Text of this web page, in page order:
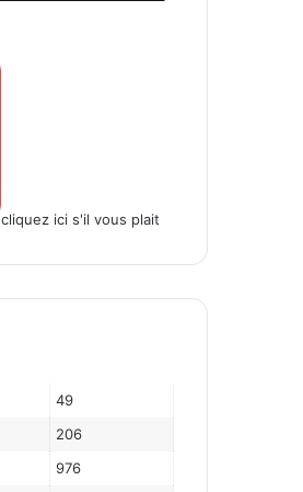
cliquez ici s'il vous plait
49
206
976